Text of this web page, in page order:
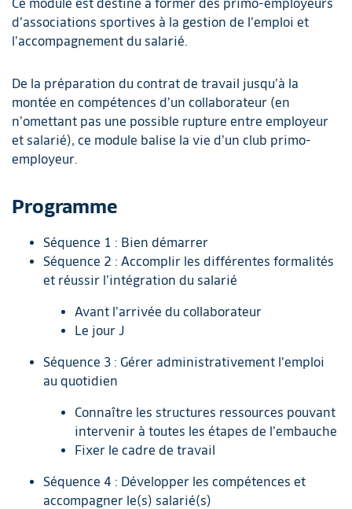
Ce module est destiné à former des primo-employeurs
d’associations sportives à la gestion de l’emploi et
l’accompagnement du salarié.
De la préparation du contrat de travail jusqu’à la
montée en compétences d’un collaborateur (en
n’omettant pas une possible rupture entre employeur
et salarié), ce module balise la vie d’un club primo-
employeur.
Programme
Séquence 1 : Bien démarrer
Séquence 2 : Accomplir les différentes formalités
et réussir l’intégration du salarié
Avant l’arrivée du collaborateur
Le jour J
Séquence 3 : Gérer administrativement l’emploi
au quotidien
Connaître les structures ressources pouvant
intervenir à toutes les étapes de l’embauche
Fixer le cadre de travail
Séquence 4 : Développer les compétences et
accompagner le(s) salarié(s)